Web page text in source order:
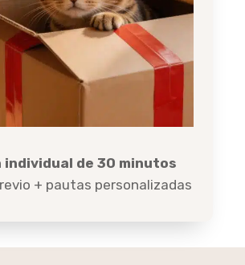
individual de 30 minutos
+ pautas personalizadas